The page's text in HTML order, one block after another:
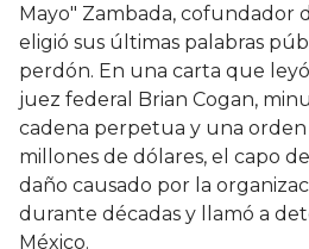
Mayo" Zambada, cofundador
eligió sus últimas palabras
perdón. En una carta que
juez federal Brian Cogan,
cadena perpetua y una orden
millones de dólares, el capo
daño causado por la
durante décadas y llamó a
México.